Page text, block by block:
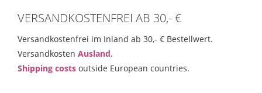
VERSANDKOSTENFREI AB 30,- €
Versandkostenfrei im Inland ab 30,- € Bestellwert.
Versandkosten Ausland.
Shipping costs outside European countries.